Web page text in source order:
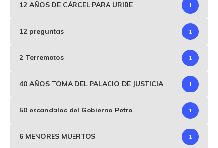
12 AÑOS DE CÁRCEL PARA URIBE 1
12 preguntas 1
2 Terremotos 1
40 AÑOS TOMA DEL PALACIO DE JUSTICIA 1
50 escandalos del Gobierno Petro 1
6 MENORES MUERTOS 1